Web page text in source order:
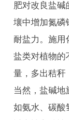
肥对改良盐碱
壤中增加氮磷
耐盐力。施用
盐类对植物的
量，多出秸秆
当然，盐碱地
如氨水、碳酸